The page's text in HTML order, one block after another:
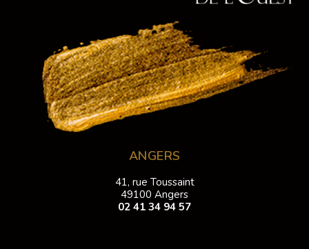
ANGERS
41, rue Toussaint
49100 Angers
02 41 34 94 57